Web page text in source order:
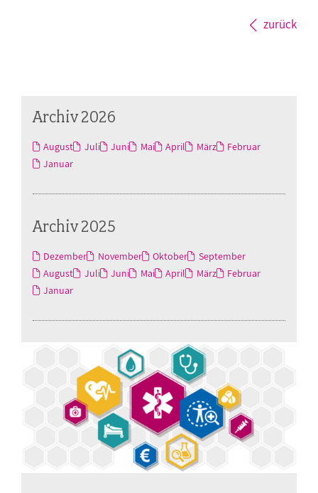
zurück
Archiv 2026
August Juli Juni Mai April März
Februar
Januar
Archiv 2025
Dezember November Oktober
September
August
Juli Juni Mai April März
Februar
Januar